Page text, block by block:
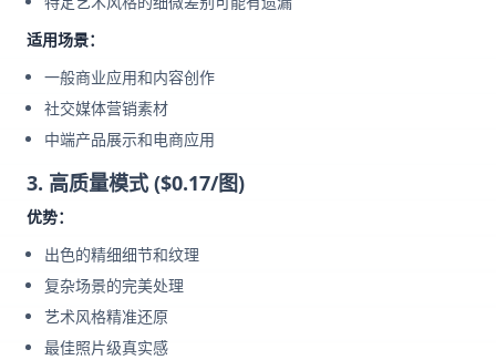
适用场景：
一般商业应用和内容创作
社交媒体营销素材
中端产品展示和电商应用
3. 高质量模式 ($0.17/图)
优势：
出色的精细细节和纹理
复杂场景的完美处理
艺术风格精准还原
最佳照片级真实感